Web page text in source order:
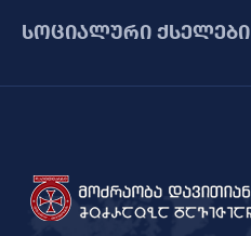
სოციალური ქსელები